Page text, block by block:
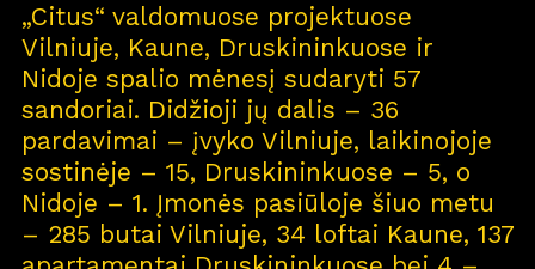
„Citus“ valdomuose projektuose
Vilniuje, Kaune, Druskininkuose ir
Nidoje spalio mėnesį sudaryti 57
sandoriai. Didžioji jų dalis – 36
pardavimai – įvyko Vilniuje, laikinojoje
sostinėje – 15, Druskininkuose – 5, o
Nidoje – 1. Įmonės pasiūloje šiuo metu
– 285 butai Vilniuje, 34 loftai Kaune, 137